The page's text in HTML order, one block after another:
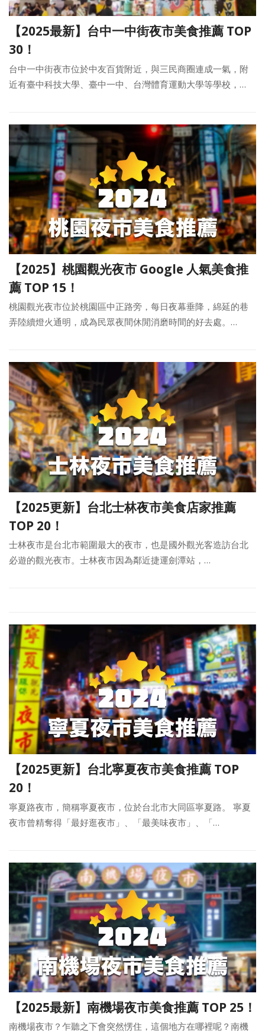
【2025最新】台中一中街夜市美食推薦 TOP
30！
台中一中街夜市位於中友百貨附近，與三民商圈連成一氣，附
近有臺中科技大學、臺中一中、台灣體育運動大學等學校，…
【2025】桃園觀光夜市 Google 人氣美食推
薦 TOP 15！
桃園觀光夜市位於桃園區中正路旁，每日夜幕垂降，綿延的巷
弄陸續燈火通明，成為民眾夜間休閒消磨時間的好去處。…
【2025更新】台北士林夜市美食店家推薦
TOP 20！
士林夜市是台北市範圍最大的夜市，也是國外觀光客造訪台北
必遊的觀光夜市。士林夜市因為鄰近捷運劍潭站，…
【2025更新】台北寧夏夜市美食推薦 TOP
20！
寧夏路夜市，簡稱寧夏夜市，位於台北市大同區寧夏路。 寧夏
夜市曾精奪得「最好逛夜市」、「最美味夜市」、「…
【2025最新】南機場夜市美食推薦 TOP 25！
南機場夜市？乍聽之下會突然愣住，這個地方在哪裡呢？南機